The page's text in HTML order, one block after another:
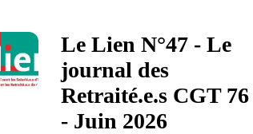
Le Lien N°47 - Le
journal des
Retraité.e.s CGT 76
- Juin 2026